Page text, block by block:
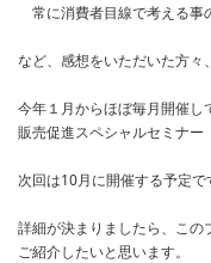
常に消費者目線で考える事
など、感想をいただいた方々
今年１月からほぼ毎月開催し
販売促進スペシャルセミナー
次回は10月に開催する予定
詳細が決まりましたら、この
ご紹介したいと思います。